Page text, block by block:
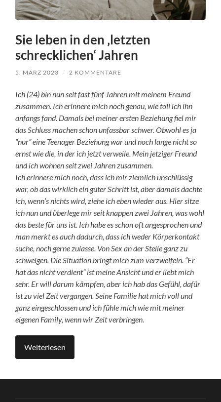
Sie leben in den ‚letzten
schrecklichen‘ Jahren
5. MÄRZ 2023 / 2 KOMMENTARE
Ich (24) bin nun seit fast fünf Jahren mit meinem Freund
zusammen. Ich erinnere mich noch genau, wie toll ich ihn
anfangs fand. Damals bei meiner ersten Beziehung fiel mir
das Schluss machen schon unfassbar schwer. Obwohl es ja
“nur” eine Teenager Beziehung war und noch lange nicht so
ernst wie die, in der ich jetzt verweile. Mein jetziger Freund
und ich wohnen seit zwei Jahren zusammen.
Ich erinnere mich noch, dass ich mir ziemlich unschlüssig
war, ob das wirklich ein guter Schritt ist, aber damals dachte
ich, wenn’s nichts wird, ziehe ich eben wieder aus. Hier sitze
ich nun und überlege mir seit knappen zwei Jahren, was wohl
das beste für uns ist. Ich habe es schon oft angesprochen und
man merkt es auch dadurch, dass ich weder Körperkontakt
suche, noch gerne zulasse. Von Sex an der Stelle ganz zu
schweigen. Die Situation bringt mich zum verzweifeln. “Er
hat das nicht verdient” ist meine Ansicht und er liebt mich
sehr. Er will darum kämpfen, aber ich hab das Gefühl, dafür
ist zu viel Zeit vergangen. Seine Familie hat mich voll und
ganz eingeschlossen und ich fühle mich wie mit meiner
eigenen Family, wenn wir Zeit verbringen.
Weiterlesen